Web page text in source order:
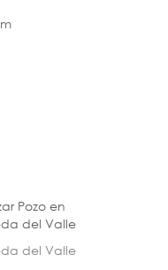
Pozo en
del Valle
del Valle